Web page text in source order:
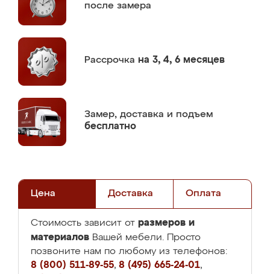
после замера
Рассрочка на 3, 4, 6 месяцев
Замер, доставка и подъем
бесплатно
Цена Доставка Оплата
Стоимость зависит от размеров и
материалов Вашей мебели. Просто
позвоните нам по любому из телефонов:
8 (800) 511-89-55, 8 (495) 665-24-01,